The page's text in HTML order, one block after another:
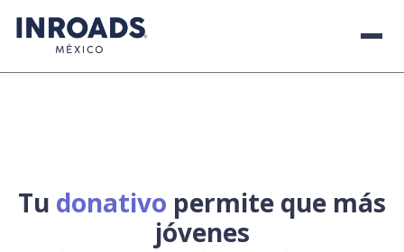
Tu donativo permite que más
jóvenes